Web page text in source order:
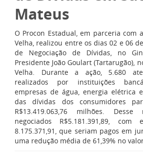
Mateus
O Procon Estadual, em parceria com
Velha, realizou entre os dias 02 e 06
de Negociação de Dívidas, no
Presidente João Goulart (Tartarugão),
Velha. Durante a ação, 5.680
realizados por instituições
empresas de água, energia elétrica
das dívidas dos consumidores
R$13.419.063,76 milhões. Desse
negociados R$5.181.391,89,
8.175.371,91, que seriam pagos em
uma redução média de 61,39% no